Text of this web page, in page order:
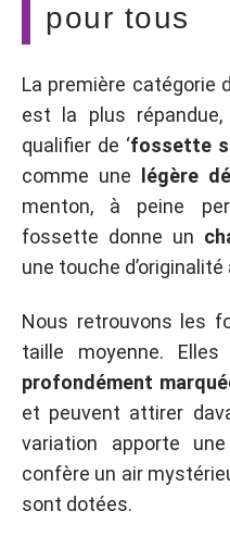
pour tous
La première catégorie
est la plus répandue,
qualifier de ‘fossette
comme une légère
menton, à peine
fossette donne un
une touche d’originalité
Nous retrouvons les
taille moyenne.
profondément
et peuvent attirer
variation apporte
confère un air
sont dotées.